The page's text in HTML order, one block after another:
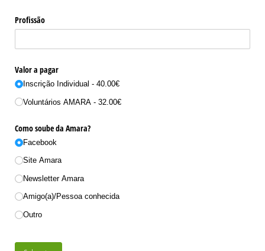
Profissão
Valor a pagar
Inscrição Individual - 40.00€
Voluntários AMARA - 32.00€
Como soube da Amara?
Facebook
Site Amara
Newsletter Amara
Amigo(a)/​Pessoa conhecida
Outro